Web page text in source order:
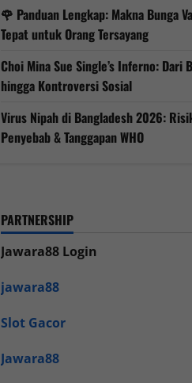
🌹 Panduan Lengkap: Makna Bunga
Tepat untuk Orang Tersayang
Choi Mina Sue Single’s Inferno: Dari
hingga Kontroversi Sosial
Virus Nipah di Bangladesh 2026:
Penyebab & Tanggapan WHO
PARTNERSHIP
Jawara88 Login
jawara88
Slot Gacor
Jawara88